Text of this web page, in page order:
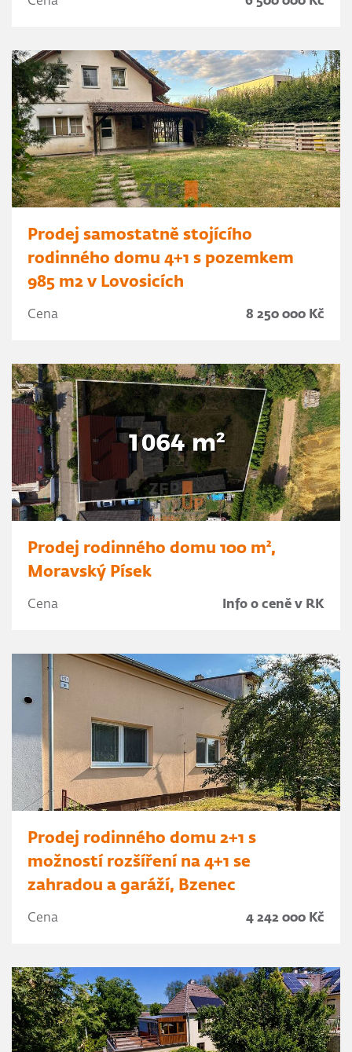
Prodej samostatně stojícího
rodinného domu 4+1 s pozemkem
985 m2 v Lovosicích
Cena 8 250 000 Kč
Prodej rodinného domu 100 m²,
Moravský Písek
Cena Info o ceně v RK
Prodej rodinného domu 2+1 s
možností rozšíření na 4+1 se
zahradou a garáží, Bzenec
Cena 4 242 000 Kč